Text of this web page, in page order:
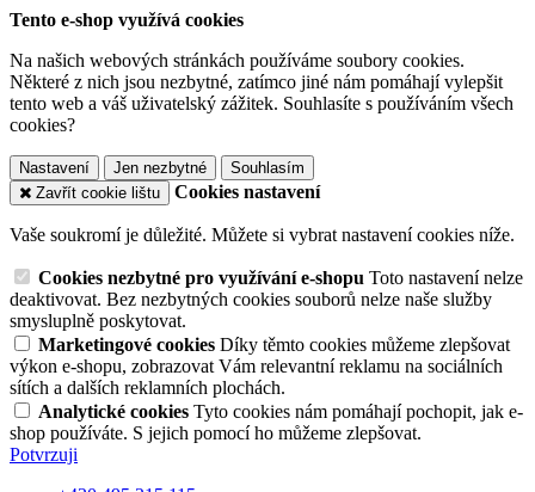
Tento e-shop využívá cookies
Na našich webových stránkách používáme soubory cookies.
Některé z nich jsou nezbytné, zatímco jiné nám pomáhají vylepšit
tento web a váš uživatelský zážitek. Souhlasíte s používáním všech
cookies?
Nastavení Jen nezbytné
Souhlasím
Zavřít cookie lištu
Cookies nastavení
Vaše soukromí je důležité. Můžete si vybrat nastavení cookies níže.
Cookies nezbytné pro využívání e-shopu Toto nastavení nelze
deaktivovat. Bez nezbytných cookies souborů nelze naše služby
smysluplně poskytovat.
Marketingové cookies Díky těmto cookies můžeme zlepšovat
výkon e-shopu, zobrazovat Vám relevantní reklamu na sociálních
sítích a dalších reklamních plochách.
Analytické cookies Tyto cookies nám pomáhají pochopit, jak e-
shop používáte. S jejich pomocí ho můžeme zlepšovat.
Potvrzuji